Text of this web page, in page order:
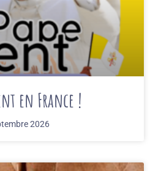
en France !
2026